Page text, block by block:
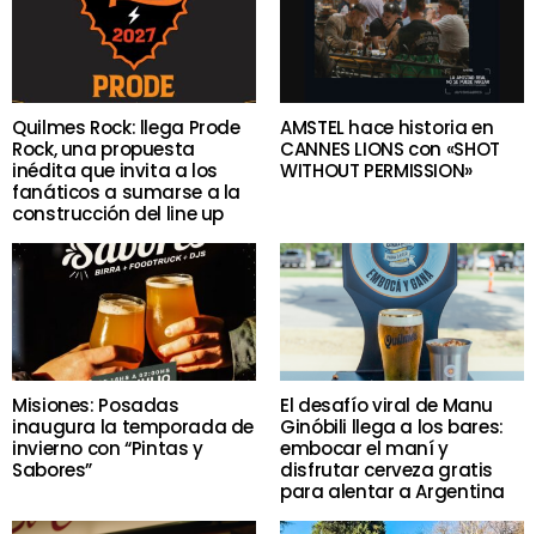
Quilmes Rock: llega Prode
Rock, una propuesta
inédita que invita a los
fanáticos a sumarse a la
construcción del line up
AMSTEL hace historia en
CANNES LIONS con «SHOT
WITHOUT PERMISSION»
Misiones: Posadas
inaugura la temporada de
invierno con “Pintas y
Sabores”
El desafío viral de Manu
Ginóbili llega a los bares:
embocar el maní y
disfrutar cerveza gratis
para alentar a Argentina